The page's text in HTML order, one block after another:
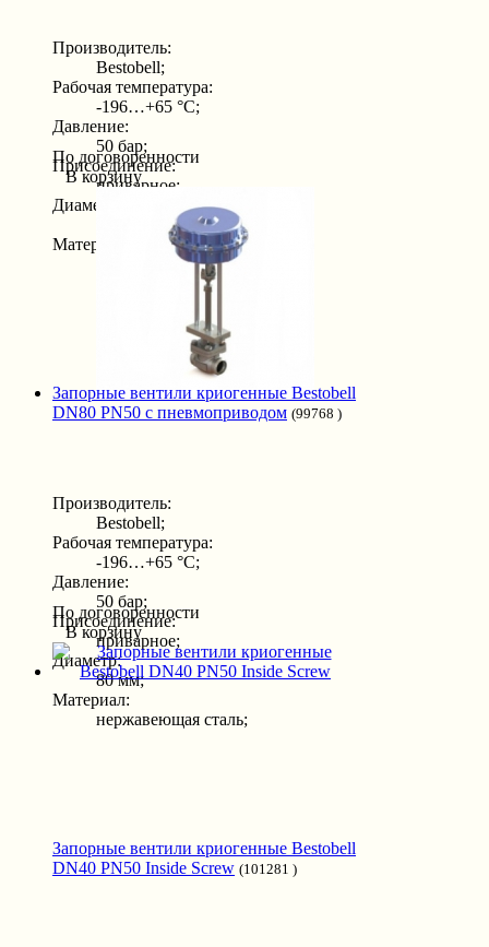
Производитель:
Bestobell;
Рабочая температура:
-196…+65 °С;
Давление:
50 бар;
Присоединение:
приварное;
Диаметр:
Материал:
нержавеющая сталь;
По договоренности
В корзину
Запорные вентили криогенные Bestobell
DN80 PN50 с пневмоприводом (99768 )
Производитель:
Bestobell;
Рабочая температура:
-196…+65 °С;
Давление:
50 бар;
Присоединение:
приварное;
Диаметр:
80 мм;
Материал:
нержавеющая сталь;
По договоренности
В корзину
Запорные вентили криогенные Bestobell
DN40 PN50 Inside Screw (101281 )